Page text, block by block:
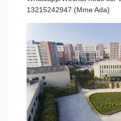
13215242947 (Mme Ada)